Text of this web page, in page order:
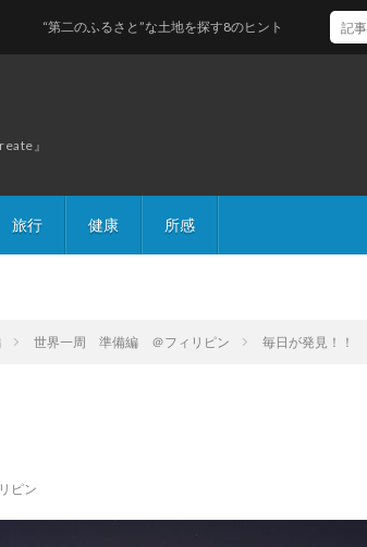
』
旅行 健康 所感
第二のふるさと”な土地を探す8のヒント
世界一周 準備編 ＠フィリピン 毎日が発見！！
ピン